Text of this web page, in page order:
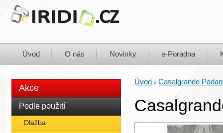
Úvod O nás Novinky e-Poradna
Akce
Podle použití
Dlažba
Úvod › Casalgrande